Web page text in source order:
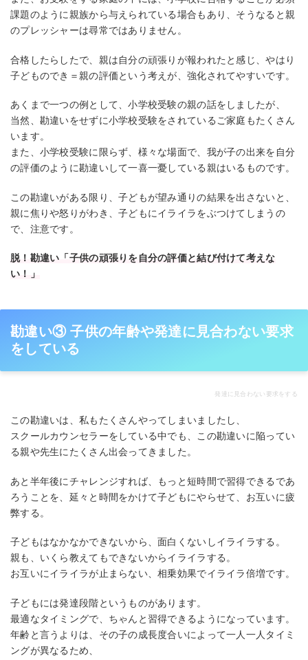
課題のように親族から与えられている場合もあり、そうなると親
のプレッシャーは尋常ではありません。
合格したらしたで、親は自分の頑張りが報われたと感じ、やはり
子どものでき＝親の評価という考えが、強化されてやすいです。
あくまで一つの例として、小学校受験の親の話をしましたが、
当然、勘違いをせずに小学校受験をされているご家庭もたくさん
います。
また、小学校受験に限らず、様々な場面で、我が子の出来を自分
の評価のように勘違いして一喜一憂している親はいるものです。
この勘違いがある限り、子どもが望み通りの結果を出さないと、
親に焦りや怒りがわき、子どもにイライラをぶつけてしまうの
で、注意です。
脱！勘違い「子供の頑張りを自分の評価と結び付けて考えな
い！」
勘違い③ 子供の年齢や発達に見合わない要求
をしている
発達に見合わない要求をする
この勘違いは、私もたくさんやってしまいましたし、
スクールカウンセラーをしている中でも、この勘違いに陥ってい
る親や先生にたくさん出会ってきました。
あと半年後にチャレンジすれば、もっと短時間で習得できるであ
ろうことを、延々と時間をかけて子どもにやらせて、お互いに疲
弊する。
子どもはなかなかできないから、面白くないしイライラする。
親も、いくら教えてもできないからイライラする。
お互いにイライラが止まらない、相乗効果でイライラ倍増です。
子どもには発達段階というものがあります。
最適なタイミングで、ちゃんと習得できるようになっています。
年齢と言うよりは、その子の成長度合いによって一人一人タイミ
ングが異なるため、